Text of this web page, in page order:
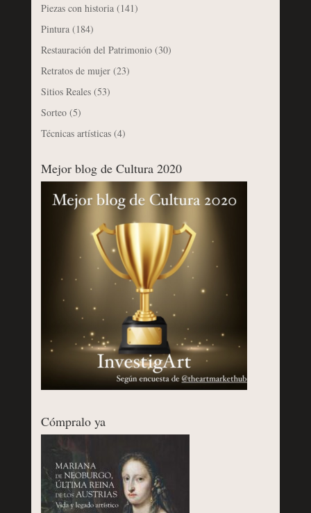
Piezas con historia(141)
Pintura(184)
Restauración del Patrimonio(30)
Retratos de mujer(23)
Sitios Reales(53)
Sorteo(5)
Técnicas artísticas(4)
Mejor blog de Cultura 2020
Cómpralo ya